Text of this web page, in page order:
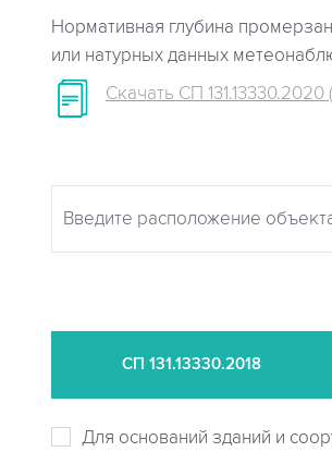
Нормативная глубина
или натурных данных
Скачать СП 131.13330.2020
СП 131.13330.2018
Для оснований зданий и